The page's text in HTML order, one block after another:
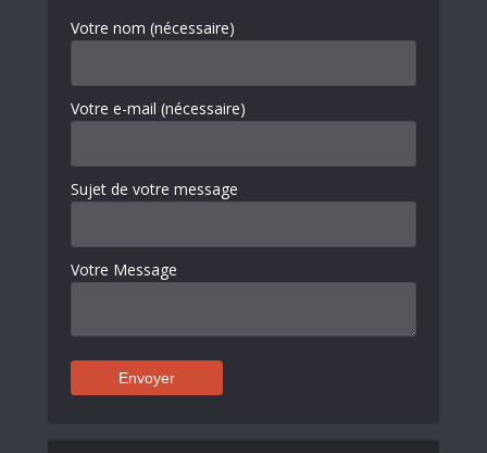
Votre nom (nécessaire)
Votre e-mail (nécessaire)
Sujet de votre message
Votre Message